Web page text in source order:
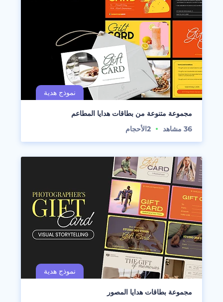
مجموعة متنوعة من بطاقات هدايا المطاعم
36 مشاهد 2الأحجام
مجموعة بطاقات هدايا المصور